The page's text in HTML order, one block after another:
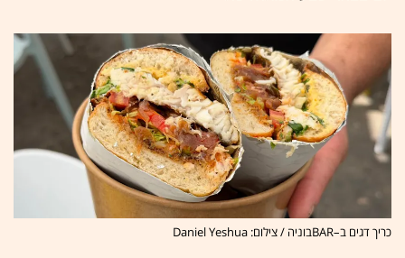
כריך דגים ב–BARבוניה / צילום: Daniel Yeshua